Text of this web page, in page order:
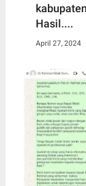
Hasil....
April 27, 2024